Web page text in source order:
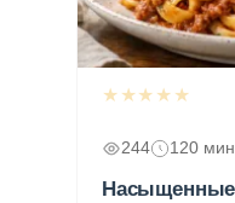
★★★★★
244 120 мин
Насыщенные